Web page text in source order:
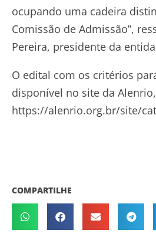
ocupando uma cadeira
Comissão de Admissão”,
Pereira, presidente da
O edital com os critérios
disponível no site da
https://alenrio.org.br/site/
COMPARTILHE